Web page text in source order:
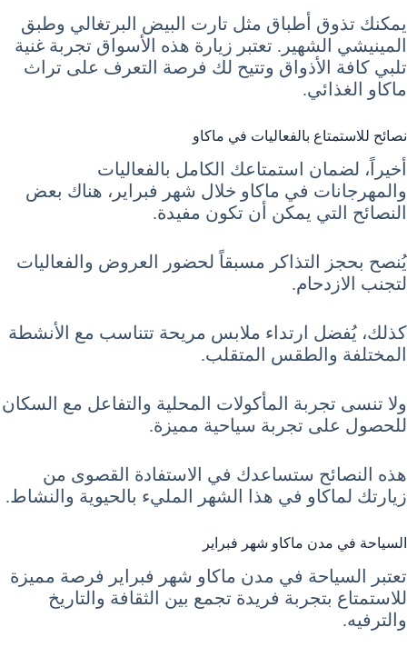
يمكنك تذوق أطباق مثل تارت البيض البرتغالي وطبق
المينيشي الشهير. تعتبر زيارة هذه الأسواق تجربة غنية
تلبي كافة الأذواق وتتيح لك فرصة التعرف على تراث
ماكاو الغذائي.
نصائح للاستمتاع بالفعاليات في ماكاو
أخيراً، لضمان استمتاعك الكامل بالفعاليات
والمهرجانات في ماكاو خلال شهر فبراير، هناك بعض
النصائح التي يمكن أن تكون مفيدة.
يُنصح بحجز التذاكر مسبقاً لحضور العروض والفعاليات
لتجنب الازدحام.
كذلك، يُفضل ارتداء ملابس مريحة تتناسب مع الأنشطة
المختلفة والطقس المتقلب.
ولا تنسى تجربة المأكولات المحلية والتفاعل مع السكان
للحصول على تجربة سياحية مميزة.
هذه النصائح ستساعدك في الاستفادة القصوى من
زيارتك لماكاو في هذا الشهر المليء بالحيوية والنشاط.
السياحة في مدن ماكاو شهر فبراير
تعتبر السياحة في مدن ماكاو شهر فبراير فرصة مميزة
للاستمتاع بتجربة فريدة تجمع بين الثقافة والتاريخ
والترفيه.